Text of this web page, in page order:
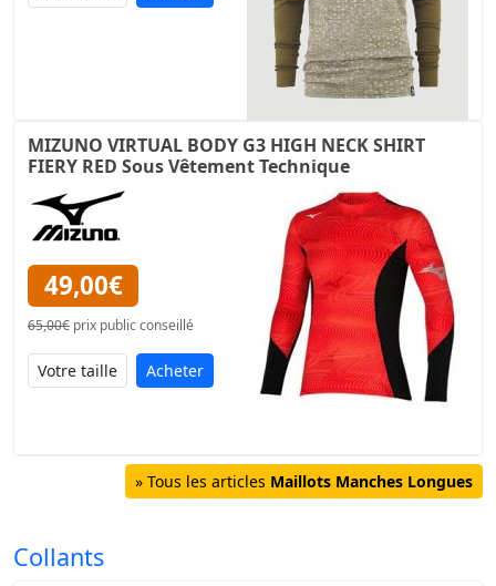
MIZUNO VIRTUAL BODY G3 HIGH NECK SHIRT
FIERY RED Sous Vêtement Technique
49,00€
65,00€ prix public conseillé
Acheter
» Tous les articles Maillots Manches Longues
Collants